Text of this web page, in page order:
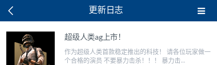
更新日志
超级人类ag上市！
作为超级人类首款稳定推出的科技！ 请各位玩家做一
个合格的演员 不要暴力击杀！！！ 暴力击...